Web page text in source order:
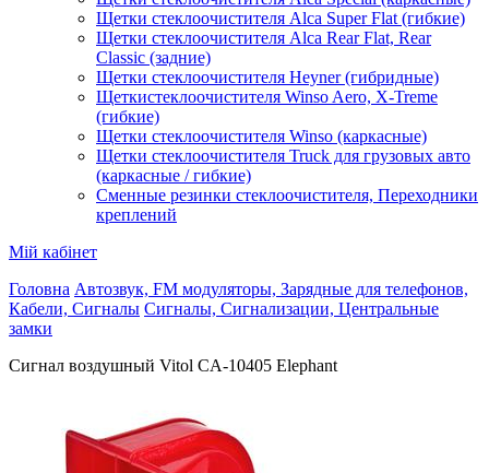
Щетки стеклоочистителя Alca Super Flat (гибкие)
Щетки стеклоочистителя Alca Rear Flat, Rear
Classic (задние)
Щетки стеклоочистителя Heyner (гибридные)
Щеткистеклоочистителя Winso Aero, X-Treme
(гибкие)
Щетки стеклоочистителя Winso (каркасные)
Щетки стеклоочистителя Truck для грузовых авто
(каркасные / гибкие)
Сменные резинки стеклоочистителя, Переходники
креплений
Мій кабінет
Головна Автозвук, FM модуляторы, Зарядные для телефонов,
Кабели, Сигналы Сигналы, Сигнализации, Центральные
замки
Сигнал воздушный Vitol CA-10405 Elephant